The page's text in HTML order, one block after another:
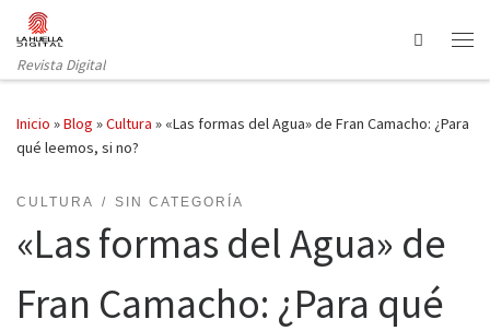
Saltar al contenido
Revista Digital
Search
Inicio »Blog »Cultura » «Las formas del Agua» de Fran Camacho: ¿Para
qué leemos, si no?
CULTURA SIN CATEGORÍA
«Las formas del Agua» de
Fran Camacho: ¿Para qué